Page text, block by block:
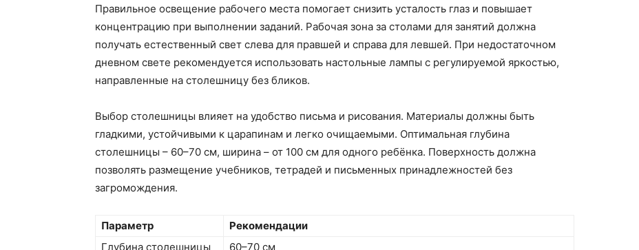
Правильное освещение рабочего места помогает снизить усталость глаз и повышает
концентрацию при выполнении заданий. Рабочая зона за столами для занятий должна
получать естественный свет слева для правшей и справа для левшей. При недостаточном
дневном свете рекомендуется использовать настольные лампы с регулируемой яркостью,
направленные на столешницу без бликов.
Выбор столешницы влияет на удобство письма и рисования. Материалы должны быть
гладкими, устойчивыми к царапинам и легко очищаемыми. Оптимальная глубина
столешницы – 60–70 см, ширина – от 100 см для одного ребёнка. Поверхность должна
позволять размещение учебников, тетрадей и письменных принадлежностей без
загромождения.
Параметр
Рекомендации
Глубина столешницы
60–70 см